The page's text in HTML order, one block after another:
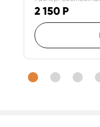
2 150 Р